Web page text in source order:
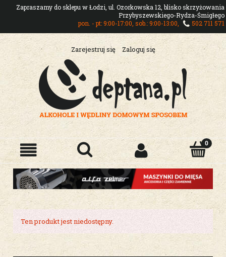
Zapraszamy do sklepu w Łodzi, ul. Ozorkowska 12, blisko skrzyżowania
Przybyszewskiego-Rydza-Śmigłego
pon. - pt: 9:00-17:00, sob.: 9:00-13:00,
502 711 571
Zarejestruj się Zaloguj się
Ten produkt jest niedostępny.